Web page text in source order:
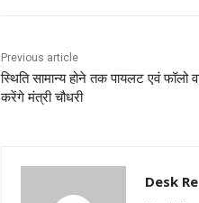
Previous article
स्थिति सामान्य होने तक पायलट एवं फॉलो
करेंगे मंत्री चौधरी
Desk